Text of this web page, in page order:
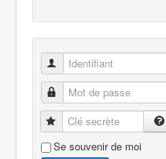
Identifiant
Mot de passe
Clé secrète
Se souvenir de moi